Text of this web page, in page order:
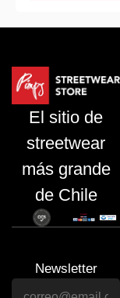
El sitio de
streetwear
más grande
de Chile
Newsletter